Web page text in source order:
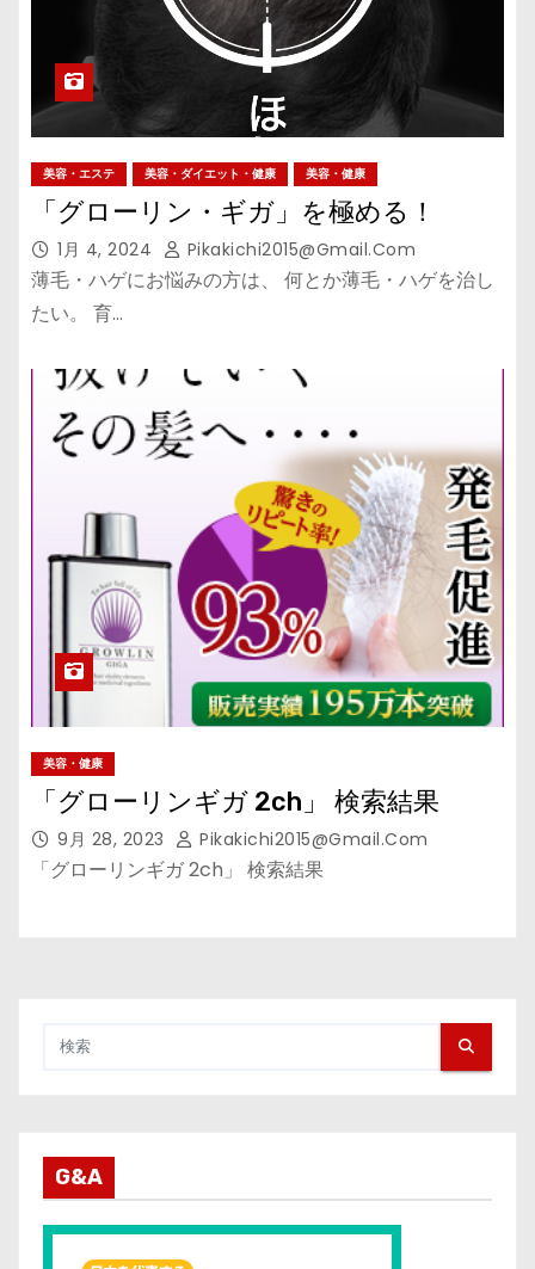
美容・エステ 美容・ダイエット・健康 美容・健康
「グローリン・ギガ」を極める！
1月 4, 2024 Pikakichi2015@gmail.com
薄毛・ハゲにお悩みの方は、 何とか薄毛・ハゲを治し
たい。 育…
美容・健康
「グローリンギガ 2ch」 検索結果
9月 28, 2023 Pikakichi2015@gmail.com
「グローリンギガ 2ch」 検索結果
G&A